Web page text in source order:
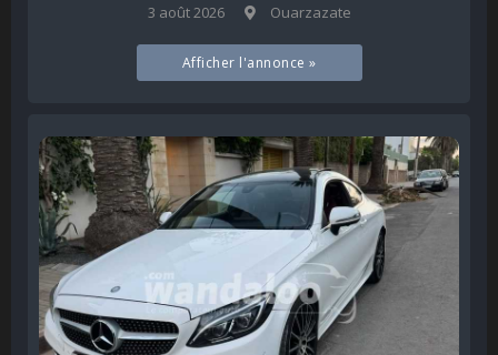
3 août 2026 Ouarzazate
Afficher l'annonce »